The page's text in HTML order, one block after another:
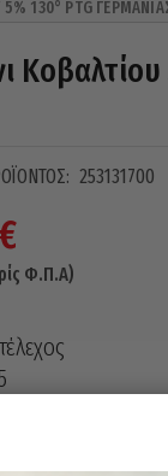
130° PTG
Κοβαλτίου
253131700
€
Φ.Π.Α)